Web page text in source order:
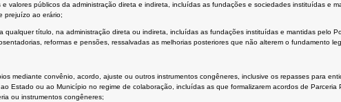
valores públicos da administração direta e indireta, incluídas as fundações e sociedades instituídas e
prejuízo ao erário;
título, na administração direta ou indireta, incluídas as fundações instituídas e mantidas pelo
reformas e pensões, ressalvadas as melhorias posteriores que não alterem o fundamento
mediante convênio, acordo, ajuste ou outros instrumentos congêneres, inclusive os repasses para
Estado ou ao Município no regime de colaboração, incluídas as que formalizarem acordos de
ou instrumentos congêneres;